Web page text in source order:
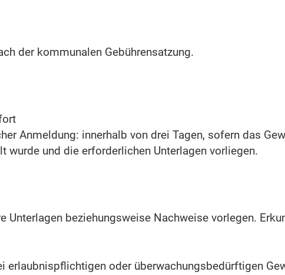
der kommunalen Gebührensatzung.
Anmeldung: innerhalb von drei Tagen, sofern das
wurde und die erforderlichen Unterlagen vorliegen.
Unterlagen beziehungsweise Nachweise vorlegen.
erlaubnispflichtigen oder überwachungsbedürftigen